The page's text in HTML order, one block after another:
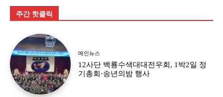
주간 핫클릭
메인뉴스
12사단 백룡수색대대전우회, 1박2일 정
기총회·송년의밤 행사